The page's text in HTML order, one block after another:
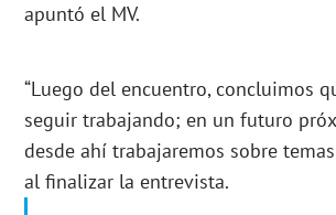
apuntó el MV.
“Luego del encuentro, concluimos
seguir trabajando; en un futuro
desde ahí trabajaremos sobre
al finalizar la entrevista.